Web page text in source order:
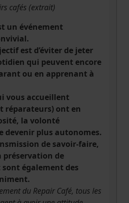
cafés (extrait)
un événement
est d’éviter de jeter
qui peuvent encore
ou en apprenant à
vous accueillent
réparateurs) ont en
la volonté
devenir plus autonomes.
de savoir-faire,
préservation de
également des
du Repair Café, tous les